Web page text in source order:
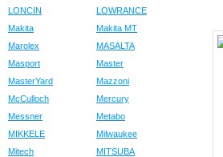
LONCIN
LOWRANCE
Makita
Makita MT
Marolex
MASALTA
Masport
Master
MasterYard
Mazzoni
McCulloch
Mercury
Messner
Metabo
MIKKELE
Milwaukee
Mitech
MITSUBA